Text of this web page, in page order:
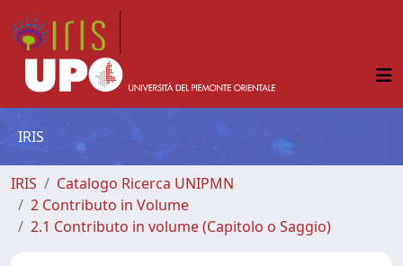
IRIS
IRIS
Catalogo Ricerca UNIPMN
2 Contributo in Volume
2.1 Contributo in volume (Capitolo o Saggio)